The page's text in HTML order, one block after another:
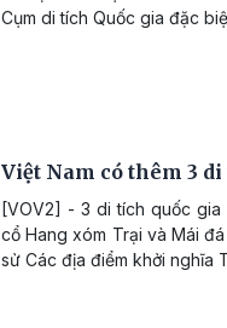
Cụm di tích Quốc gia đặc
Việt Nam có thêm 3
[VOV2] - 3 di tích quốc
cổ Hang xóm Trại và Mái
sử Các địa điểm khởi nghĩa